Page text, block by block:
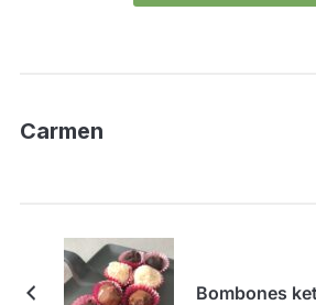
Carmen
Bombones